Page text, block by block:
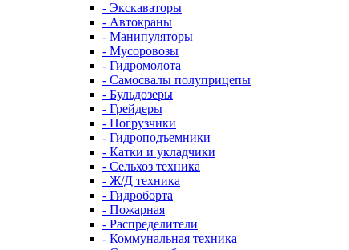
- Экскаваторы
- Автокраны
- Манипуляторы
- Мусоровозы
- Гидромолота
- Самосвалы полуприцепы
- Бульдозеры
- Грейдеры
- Погрузчики
- Гидроподъемники
- Катки и укладчики
- Сельхоз техника
- Ж/Д техника
- Гидроборта
- Пожарная
- Распределители
- Коммунальная техника